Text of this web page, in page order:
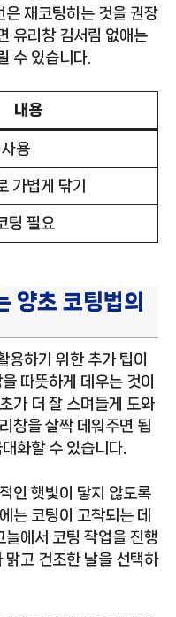
은 재코팅하는 것을 권장
유리창 김서림 없애는
수 있습니다.
내용
용
가볍게 닦기
팅 필요
양초 코팅법의
용하기 위한 추가 팁이
따뜻하게 데우는 것이
가 더 잘 스며들게 도와
창을 살짝 데워주면 됩
화할 수 있습니다.
인 햇빛이 닿지 않도록
는 코팅이 고착되는 데
에서 코팅 작업을 진행
맑고 건조한 날을 선택하